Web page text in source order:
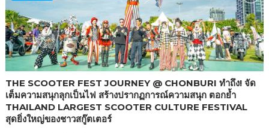
THE SCOOTER FEST JOURNEY @ CHONBURI ทำถึง! จัด
เต็มความสนุกลุกเป็นไฟ สร้างปรากฏการณ์ความสนุก ตอกย้ำ
THAILAND LARGEST SCOOTER CULTURE FESTIVAL
สุดยิ่งใหญ่ของชาวสกู๊ตเตอร์